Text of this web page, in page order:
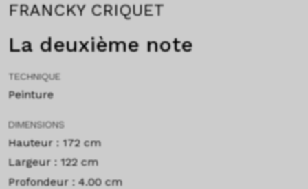
FRANCKY CRIQUET
La deuxième note
TECHNIQUE
Peinture
DIMENSIONS
Hauteur : 172 cm
Largeur : 122 cm
Profondeur : 4.00 cm